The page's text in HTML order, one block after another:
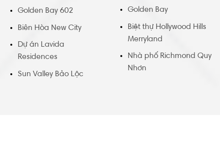
Golden Bay 602
Biên Hòa New City
Dự án Lavida
Residences
Sun Valley Bảo Lộc
Golden Bay
Biệt thự Hollywood Hills
Merryland
Nhà phố Richmond Quy
Nhơn